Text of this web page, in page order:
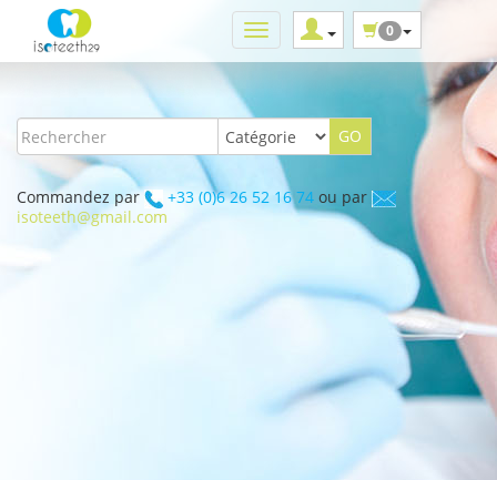
0
Commandez par +33 (0)6 26 52 16 74 ou par
isoteeth@gmail.com